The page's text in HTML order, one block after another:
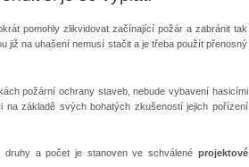
pomohly zlikvidovat začínající požár a zabránit tak
již na uhašení nemusí stačit a je třeba použít přenosný
požární ochrany staveb, nebude vybavení hasicími
na základě svých bohatých zkušeností jejich pořízení
a počet je stanoven ve schválené projektové